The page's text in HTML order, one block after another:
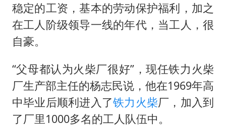
唐田赛前发布会上引用《孙子兵法》
台当局重金为“台独”织“皇帝新衣”
几元成本的AI广告导致千万市值蒸发
老挝国会主席赛宋蓬逝世
购飞机票7分钟后退票被扣2022元
稳定的工资，基本的劳动保护福利，加之
在工人阶级领导一线的年代，当工人，很
自豪。
“父母都认为火柴厂很好”，现任铁力火柴
厂生产部主任的杨志民说，他在1969年高
中毕业后顺利进入了铁力火柴厂，加入到
了厂里1000多名的工人队伍中。